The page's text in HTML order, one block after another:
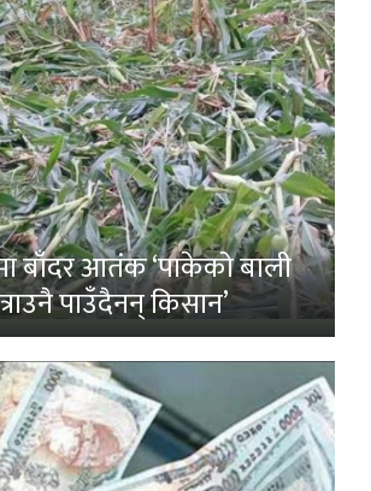
बाँदर आतंक ‘पाकेको बाली
पाउँदैनन् किसान’